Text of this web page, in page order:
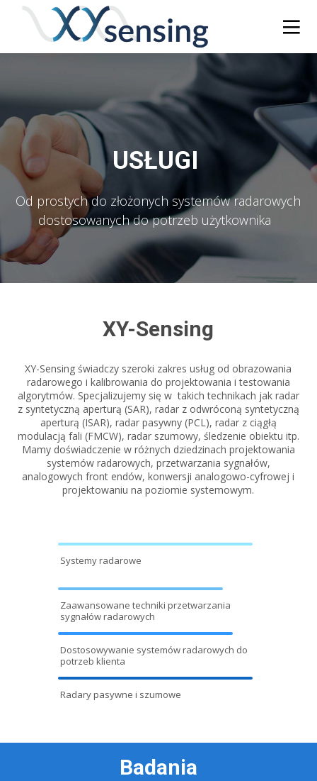
USŁUGI
Od prostych do złożonych systemów radarowych
dostosowanych do potrzeb użytkownika
XY-Sensing
XY-Sensing świadczy szeroki zakres usług od obrazowania
radarowego i kalibrowania do projektowania i testowania
algorytmów. Specjalizujemy się w takich technikach jak radar
z syntetyczną aperturą (SAR), radar z odwróconą syntetyczną
aperturą (ISAR), radar pasywny (PCL), radar z ciągłą
modulacją fali (FMCW), radar szumowy, śledzenie obiektu itp.
Mamy doświadczenie w różnych dziedzinach projektowania
systemów radarowych, przetwarzania sygnałów,
analogowych front endów, konwersji analogowo-cyfrowej i
projektowaniu na poziomie systemowym.
Systemy radarowe
Zaawansowane techniki przetwarzania
sygnałów radarowych
Dostosowywanie systemów radarowych do
potrzeb klienta
Radary pasywne i szumowe
Badania